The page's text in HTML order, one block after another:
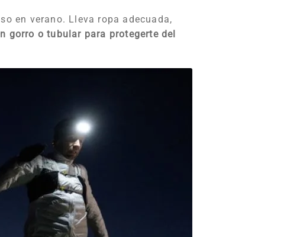
en verano. Lleva ropa adecuada,
gorro o tubular para protegerte del